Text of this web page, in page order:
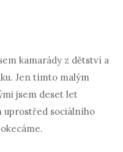
kamarády z dětství a
Jen tímto malým
jsem deset let
uprostřed sociálního